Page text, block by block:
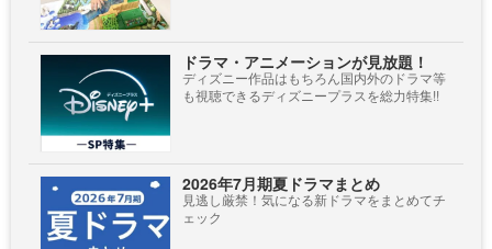
ドラマ・アニメーションが見放題！
ディズニー作品はもちろん国内外のドラマ等
も視聴できるディズニープラスを総力特集!!
2026年7月期夏ドラマまとめ
見逃し厳禁！気になる新ドラマをまとめてチ
ェック